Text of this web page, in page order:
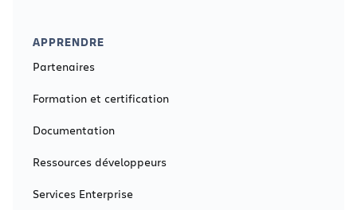
APPRENDRE
Partenaires
Formation et certification
Documentation
Ressources développeurs
Services Enterprise